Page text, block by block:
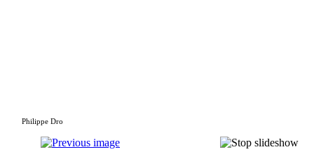
Philippe Dro